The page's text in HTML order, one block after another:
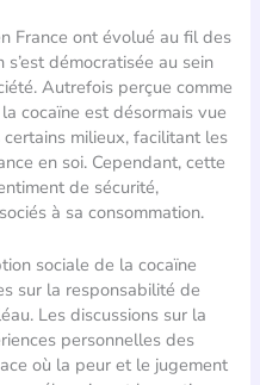
France ont évolué au fil des
démocratisée au sein
Autrefois perçue comme
cocaïne est désormais vue
milieux, facilitant les
en soi. Cependant, cette
de sécurité,
à sa consommation.
sociale de la cocaïne
sur la responsabilité de
Les discussions sur la
personnelles des
où la peur et le jugement